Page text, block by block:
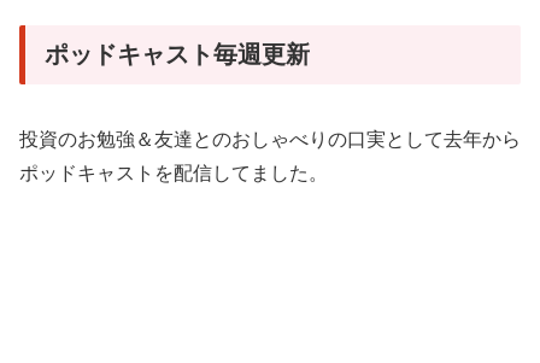
ポッドキャスト毎週更新
投資のお勉強＆友達とのおしゃべりの口実として去年から
ポッドキャストを配信してました。